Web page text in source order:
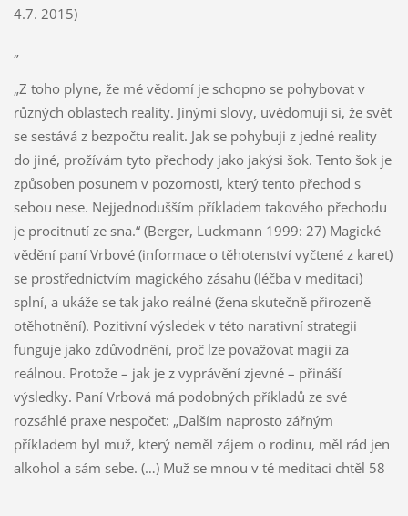
4.7. 2015)
„
„Z toho plyne, že mé vědomí je schopno se pohybovat v
různých oblastech reality. Jinými slovy, uvědomuji si, že svět
se sestává z bezpočtu realit. Jak se pohybuji z jedné reality
do jiné, prožívám tyto přechody jako jakýsi šok. Tento šok je
způsoben posunem v pozornosti, který tento přechod s
sebou nese. Nejjednodušším příkladem takového přechodu
je procitnutí ze sna.“ (Berger, Luckmann 1999: 27) Magické
vědění paní Vrbové (informace o těhotenství vyčtené z karet)
se prostřednictvím magického zásahu (léčba v meditaci)
splní, a ukáže se tak jako reálné (žena skutečně přirozeně
otěhotnění). Pozitivní výsledek v této narativní strategii
funguje jako zdůvodnění, proč lze považovat magii za
reálnou. Protože – jak je z vyprávění zjevné – přináší
výsledky. Paní Vrbová má podobných příkladů ze své
rozsáhlé praxe nespočet: „Dalším naprosto zářným
příkladem byl muž, který neměl zájem o rodinu, měl rád jen
alkohol a sám sebe. (…) Muž se mnou v té meditaci chtěl 58